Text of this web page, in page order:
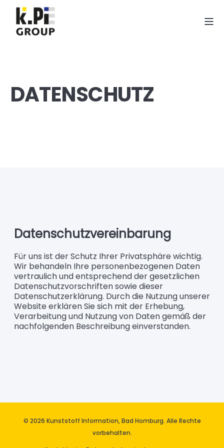
DATENSCHUTZ
© 2026 Kunststoff Information, Bad Homburg. Alle Rechte
vorbehalten.